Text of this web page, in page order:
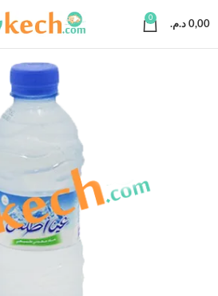
0
0,00 د.م.